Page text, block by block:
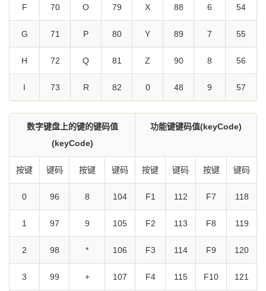
F 70 O 79 X 88 6 54
G 71 P 80 Y 89 7 55
H 72 Q 81 Z 90 8 56
I 73 R 82 0 48 9 57
数字键盘上的键的键码值
(keyCode)
功能键键码值(keyCode)
按键 键码 按键 键码 按键 键码 按键 键码
0 96 8 104 F1 112 F7 118
1 97 9 105 F2 113 F8 119
2 98 * 106 F3 114 F9 120
3 99 + 107 F4 115 F10 121